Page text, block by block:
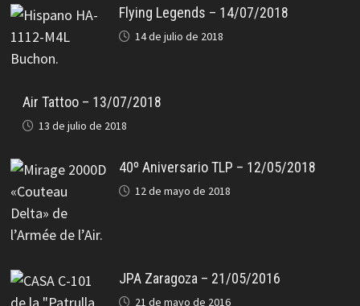
Flying Legends – 14/07/2018
14 de julio de 2018
Air Tattoo – 13/07/2018
13 de julio de 2018
40º Aniversario TLP – 12/05/2018
12 de mayo de 2018
JPA Zaragoza – 21/05/2016
21 de mayo de 2016